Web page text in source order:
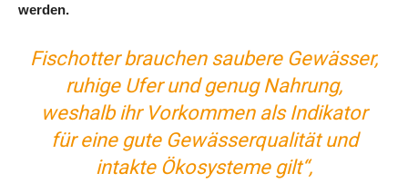
werden.
Fischotter brauchen saubere Gewässer,
ruhige Ufer und genug Nahrung,
weshalb ihr Vorkommen als Indikator
für eine gute Gewässerqualität und
intakte Ökosysteme gilt“,